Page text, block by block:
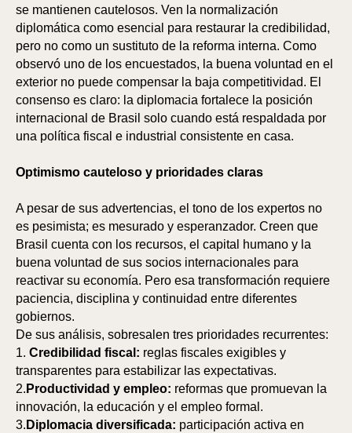
se mantienen cautelosos. Ven la normalización
diplomática como esencial para restaurar la credibilidad,
pero no como un sustituto de la reforma interna. Como
observó uno de los encuestados, la buena voluntad en el
exterior no puede compensar la baja competitividad. El
consenso es claro: la diplomacia fortalece la posición
internacional de Brasil solo cuando está respaldada por
una política fiscal e industrial consistente en casa.
Optimismo cauteloso y prioridades claras
A pesar de sus advertencias, el tono de los expertos no
es pesimista; es mesurado y esperanzador. Creen que
Brasil cuenta con los recursos, el capital humano y la
buena voluntad de sus socios internacionales para
reactivar su economía. Pero esa transformación requiere
paciencia, disciplina y continuidad entre diferentes
gobiernos.
De sus análisis, sobresalen tres prioridades recurrentes:
1. Credibilidad fiscal: reglas fiscales exigibles y
transparentes para estabilizar las expectativas.
2. Productividad y empleo: reformas que promuevan la
innovación, la educación y el empleo formal.
3. Diplomacia diversificada: participación activa en